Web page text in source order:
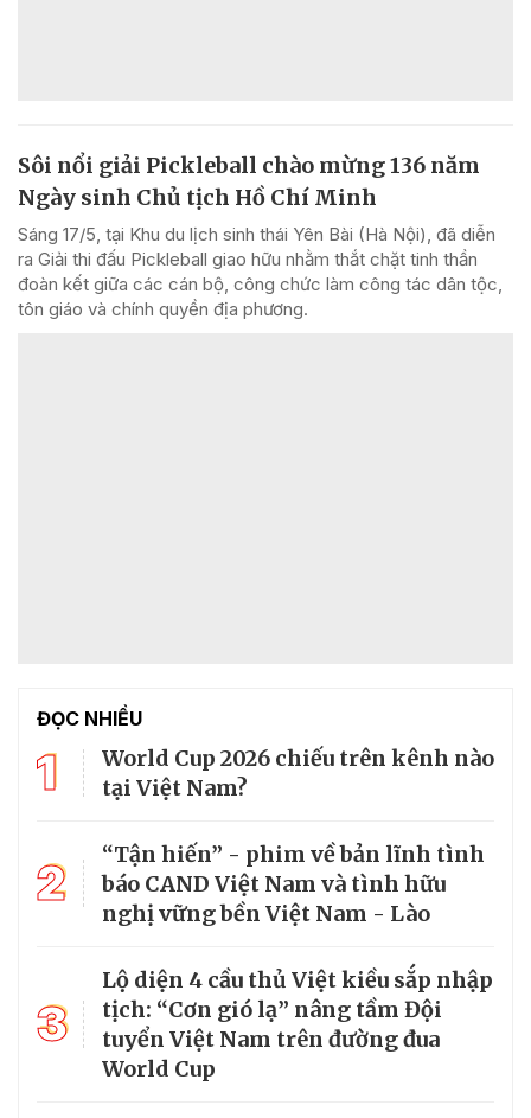
Sôi nổi giải Pickleball chào mừng 136 năm
Ngày sinh Chủ tịch Hồ Chí Minh
Sáng 17/5, tại Khu du lịch sinh thái Yên Bài (Hà Nội), đã diễn
ra Giải thi đấu Pickleball giao hữu nhằm thắt chặt tinh thần
đoàn kết giữa các cán bộ, công chức làm công tác dân tộc,
tôn giáo và chính quyền địa phương.
ĐỌC NHIỀU
1
World Cup 2026 chiếu trên kênh nào
tại Việt Nam?
2
“Tận hiến” - phim về bản lĩnh tình
báo CAND Việt Nam và tình hữu
nghị vững bền Việt Nam - Lào
3
Lộ diện 4 cầu thủ Việt kiều sắp nhập
tịch: “Cơn gió lạ” nâng tầm Đội
tuyển Việt Nam trên đường đua
World Cup